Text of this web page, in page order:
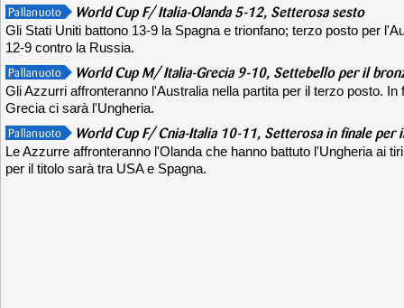
Pallanuoto World Cup F/ Italia-Olanda 5-12, Setterosa sesto
Gli Stati Uniti battono 13-9 la Spagna e trionfano; terzo posto per
12-9 contro la Russia.
Pallanuoto World Cup M/ Italia-Grecia 9-10, Settebello per il
Gli Azzurri affronteranno l'Australia nella partita per il terzo posto. In
Grecia ci sarà l'Ungheria.
Pallanuoto World Cup F/ Cnia-Italia 10-11, Setterosa in finale per
Le Azzurre affronteranno l'Olanda che hanno battuto l'Ungheria ai
per il titolo sarà tra USA e Spagna.